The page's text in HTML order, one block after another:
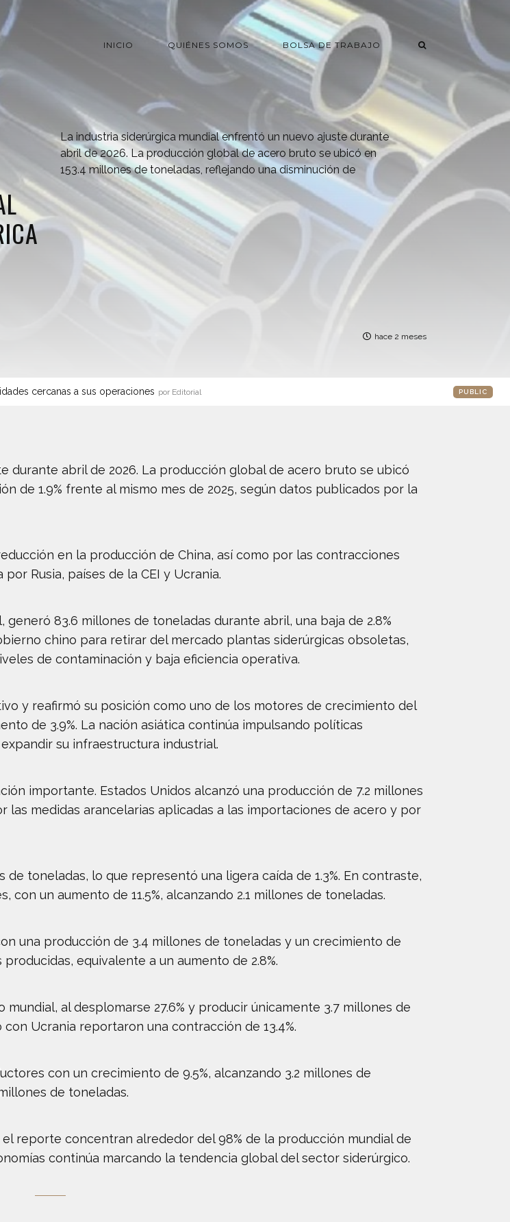
INICIO QUIÉNES SOMOS BOLSA DE TRABAJO
La industria siderúrgica mundial enfrentó un nuevo ajuste durante
abril de 2026. La producción global de acero bruto se ubicó en
153.4 millones de toneladas, reflejando una disminución de
hace 2 meses
cercanas a sus operaciones por Editorial PUBLIC
durante abril de 2026. La producción global de acero bruto se ubicó
de 1.9% frente al mismo mes de 2025, según datos publicados por la
en la producción de China, así como por las contracciones
Rusia, países de la CEI y Ucrania.
83.6 millones de toneladas durante abril, una baja de 2.8%
chino para retirar del mercado plantas siderúrgicas obsoletas,
de contaminación y baja eficiencia operativa.
y reafirmó su posición como uno de los motores de crecimiento del
de 3.9%. La nación asiática continúa impulsando políticas
su infraestructura industrial.
importante. Estados Unidos alcanzó una producción de 7.2 millones
las medidas arancelarias aplicadas a las importaciones de acero y por
de toneladas, lo que representó una ligera caída de 1.3%. En contraste,
un aumento de 11.5%, alcanzando 2.1 millones de toneladas.
una producción de 3.4 millones de toneladas y un crecimiento de
equivalente a un aumento de 2.8%.
al desplomarse 27.6% y producir únicamente 3.7 millones de
Ucrania reportaron una contracción de 13.4%.
con un crecimiento de 9.5%, alcanzando 3.2 millones de
de toneladas.
reporte concentran alrededor del 98% de la producción mundial de
continúa marcando la tendencia global del sector siderúrgico.